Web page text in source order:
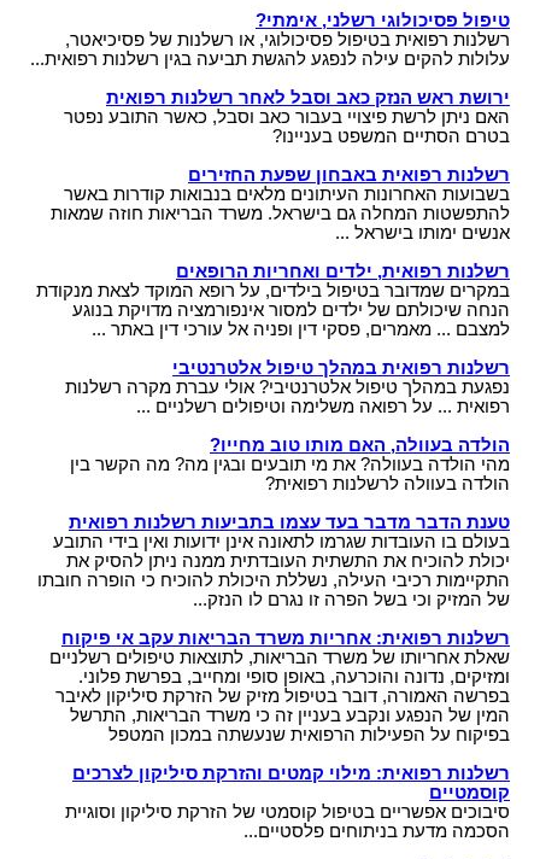
טיפול פסיכולוגי רשלני, אימתי?
רשלנות רפואית בטיפול פסיכולוגי, או רשלנות של פסיכיאטר,
עלולות להקים עילה לנפגע להגשת תביעה בגין רשלנות רפואית...
ירושת ראש הנזק כאב וסבל לאחר רשלנות רפואית
האם ניתן לרשת פיצויי בעבור כאב וסבל, כאשר התובע נפטר
בטרם הסתיים המשפט בעניינו?
רשלנות רפואית באבחון שפעת החזירים
בשבועות האחרונות העיתונים מלאים בנבואות קודרות באשר
להתפשטות המחלה גם בישראל. משרד הבריאות חוזה שמאות
אנשים ימותו בישראל ...
רשלנות רפואית, ילדים ואחריות הרופאים
במקרים שמדובר בטיפול בילדים, על רופא המוקד לצאת מנקודת
הנחה שיכולתם של ילדים למסור אינפורמציה מדויקת בנוגע
למצבם ... מאמרים, פסקי דין ופניה אל עורכי דין באתר ...
רשלנות רפואית במהלך טיפול אלטרנטיבי
נפגעת במהלך טיפול אלטרנטיבי? אולי עברת מקרה רשלנות
רפואית ... על רפואה משלימה וטיפולים רשלניים ...
הולדה בעוולה, האם מותו טוב מחייו?
מהי הולדה בעוולה? את מי תובעים ובגין מה? מה הקשר בין
הולדה בעוולה לרשלנות רפואית?
טענת הדבר מדבר בעד עצמו בתביעות רשלנות רפואית
בעולם בו העובדות שגרמו לתאונה אינן ידועות ואין בידי התובע
יכולת להוכיח את התשתית העובדתית ממנה ניתן להסיק את
התקיימות רכיבי העילה, נשללת היכולת להוכיח כי הופרה חובתו
של המזיק וכי בשל הפרה זו נגרם לו הנזק...
רשלנות רפואית: אחריות משרד הבריאות עקב אי פיקוח
שאלת אחריותו של משרד הבריאות, לתוצאות טיפולים רשלניים
ומזיקים, נדונה והוכרעה, באופן סופי ומחייב, בפרשת פלוני.
בפרשה האמורה, דובר בטיפול מזיק של הזרקת סיליקון לאיבר
המין של הנפגע ונקבע בעניין זה כי משרד הבריאות, התרשל
בפיקוח על הפעילות הרפואית שנעשתה במכון המטפל
רשלנות רפואית: מילוי קמטים והזרקת סיליקון לצרכים
קוסמטיים
סיבוכים אפשריים בטיפול קוסמטי של הזרקת סיליקון וסוגיית
הסכמה מדעת בניתוחים פלסטיים...